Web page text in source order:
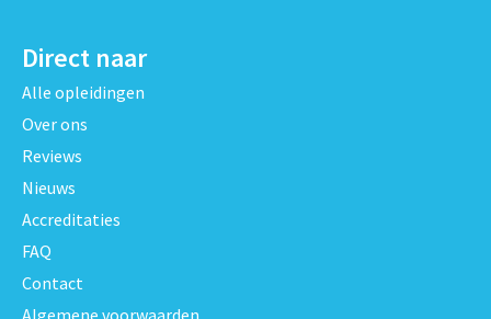
Direct naar
Alle opleidingen
Over ons
Reviews
Nieuws
Accreditaties
FAQ
Contact
Algemene voorwaarden